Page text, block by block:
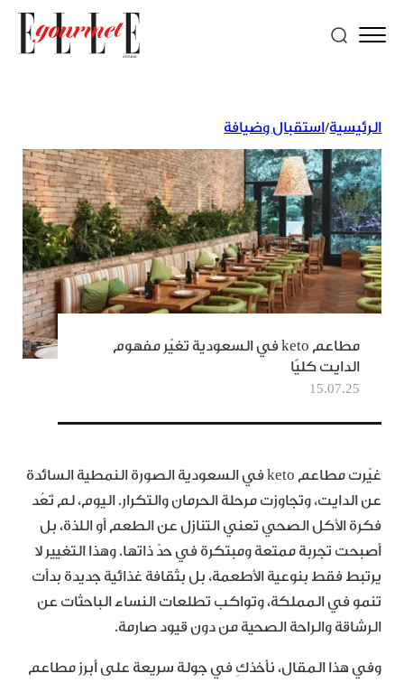
الرئيسية/استقبال وضيافة
مطاعم keto في السعودية تغيّر مفهوم
الدايت كليًا
15.07.25
غيّرت مطاعم keto في السعودية الصورة النمطية السائدة
عن الدايت، وتجاوزت مرحلة الحرمان والتكرار. اليوم، لم تَعُد
فكرة الأكل الصحي تعني التنازل عن الطعم أو اللذة، بل
أصبحت تجربة ممتعة ومبتكرة في حدّ ذاتها. وهذا التغيير لا
يرتبط فقط بنوعية الأطعمة، بل بثقافة غذائية جديدة بدأت
تنمو في المملكة، وتواكب تطلعات النساء الباحثات عن
الرشاقة والراحة الصحية من دون قيود صارمة.
وفي هذا المقال، نأخذكِ في جولة سريعة على أبرز مطاعم